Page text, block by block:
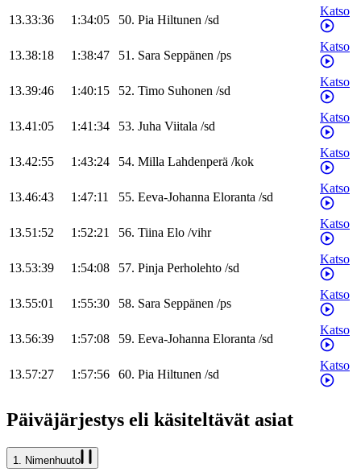
13.33:36 1:34:05 50. Pia Hiltunen /sd
Katso
13.38:18 1:38:47 51. Sara Seppänen /ps
Katso
13.39:46 1:40:15 52. Timo Suhonen /sd
Katso
13.41:05 1:41:34 53. Juha Viitala /sd
Katso
13.42:55 1:43:24 54. Milla Lahdenperä /kok
Katso
13.46:43 1:47:11 55. Eeva-Johanna Eloranta /sd
Katso
13.51:52 1:52:21 56. Tiina Elo /vihr
Katso
13.53:39 1:54:08 57. Pinja Perholehto /sd
Katso
13.55:01 1:55:30 58. Sara Seppänen /ps
Katso
13.56:39 1:57:08 59. Eeva-Johanna Eloranta /sd
Katso
13.57:27 1:57:56 60. Pia Hiltunen /sd
Katso
Päiväjärjestys eli käsiteltävät asiat
1. Nimenhuuto